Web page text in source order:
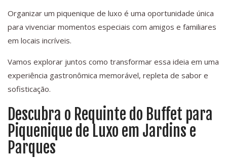
Organizar um piquenique de luxo é uma oportunidade única
para vivenciar momentos especiais com amigos e familiares
em locais incríveis.
Vamos explorar juntos como transformar essa ideia em uma
experiência gastronômica memorável, repleta de sabor e
sofisticação.
Descubra o Requinte do Buffet para
Piquenique de Luxo em Jardins e
Parques